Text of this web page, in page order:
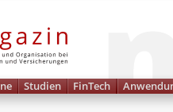
Studien FinTech